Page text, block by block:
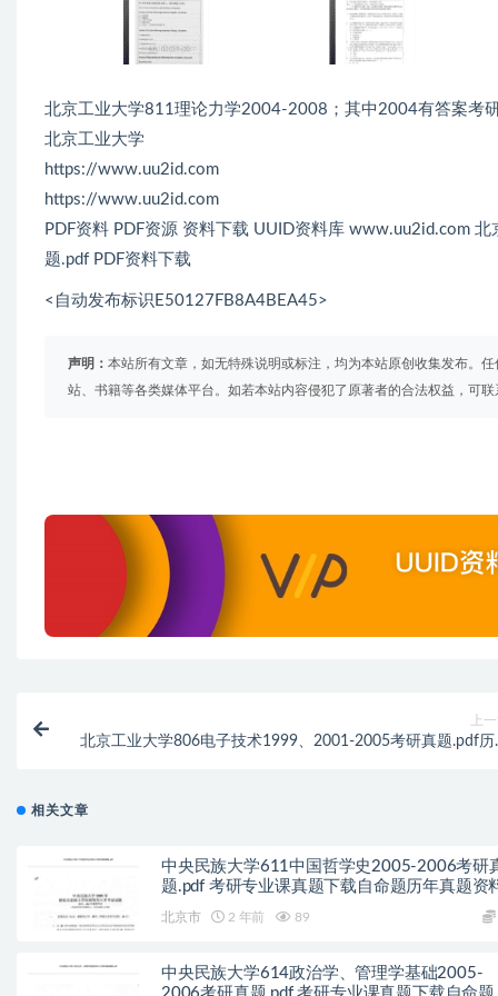
北京工业大学811理论力学2004-2008；其中2004有答案考
北京工业大学
https://www.uu2id.com
https://www.uu2id.com
PDF资料 PDF资源 资料下载 UUID资料库 www.uu2id.com
题.pdf PDF资料下载
<自动发布标识E50127FB8A4BEA45>
声明： 本站所有文章，如无特殊说明或标注，均为本站原创收集发布。
站、书籍等各类媒体平台。如若本站内容侵犯了原著者的合法权益，可
上
北京工业大学806电子技术1999、2001-2005考研真题.pdf历
相关文章
中央民族大学611中国哲学史2005-2006考研
题.pdf 考研专业课真题下载自命题历年真题资
北京市 2 年前 89
中央民族大学614政治学、管理学基础2005-